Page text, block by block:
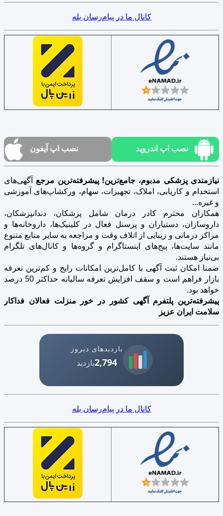
کانال ما در پیام‌رسان بله
نصب اپ اندروید نصب اپ آیفون
نیازمندی پزشکی مدبوم، جامع‌ترین! پیشرفته‌ترین مرجع آگهی‌های
استخدام و کاریابی، املاک، تجهیزات، سهام، ورکشاپ‌های آموزشی
و غیره...
همکاران محترم کادر درمان شامل پزشکان، دندانپزشکان،
داروسازان، دستیاران و پرسنل فعال در کلینیک‌ها، داروخانه‌ها و
مراکز درمانی و زیبایی از اتلاف وقت و مراجعه به سایر منابع متنوع
مانند سایت‌ها، پیج‌های اینستاگرام و گروه‌ها و کانال‌های تلگرام
بی‌نیاز هستند.
ضمنا امکان ثبت آگهی با کامل‌ترین امکانات رایج و کم‌ترین تعرفه
بازار فراهم است و سقف افزایش تعرفه سالیانه حداکثر 50 درصد
خواهد بود.
پیشرفته‌ترین پلتفرم آگهی کشور در خور منزلت فعالان فداکار
سلامت ایران عزیز
بازدیدهای دیروز
2,794بازدید
کانال ما در پیام‌رسان بله